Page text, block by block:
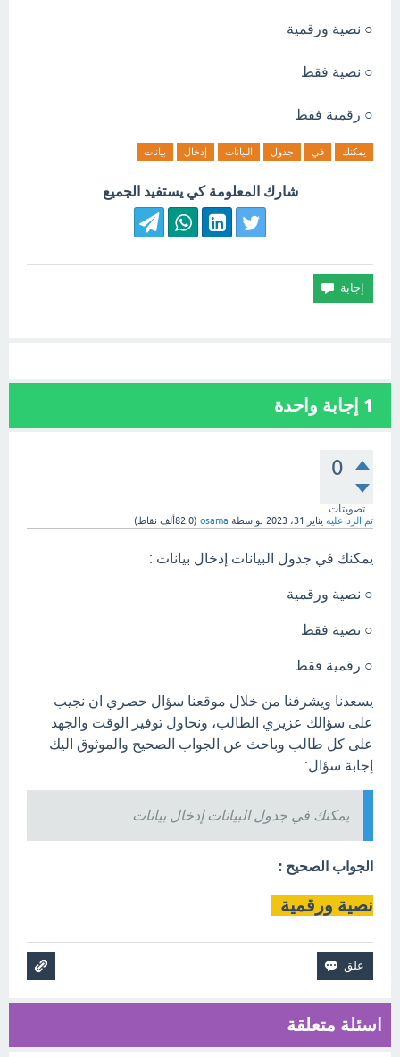
○ نصية ورقمية
○ نصية فقط
○ رقمية فقط
يمكنك في جدول البيانات إدخال بيانات
شارك المعلومة كي يستفيد الجميع
1 إجابة واحدة
0
تصويتات
تم الرد عليه يناير 31، 2023 بواسطة osama
(82.0ألف نقاط)
يمكنك في جدول البيانات إدخال بيانات :
○ نصية ورقمية
○ نصية فقط
○ رقمية فقط
يسعدنا ويشرفنا من خلال موقعنا سؤال حصري ان نجيب
على سؤالك عزيزي الطالب، ونحاول توفير الوقت والجهد
على كل طالب وباحث عن الجواب الصحيح والموثوق اليك
إجابة سؤال:
يمكنك في جدول البيانات إدخال بيانات
الجواب الصحيح :
نصية ورقمية
اسئلة متعلقة